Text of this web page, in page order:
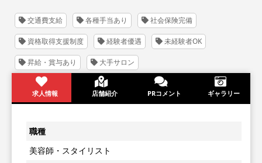
交通費支給 各種手当あり 社会保険完備
資格取得支援制度 経験者優遇 未経験者OK
昇給・賞与あり 大手サロン
求人情報 店舗紹介 PRコメント ギャラリー
職種
美容師・スタイリスト